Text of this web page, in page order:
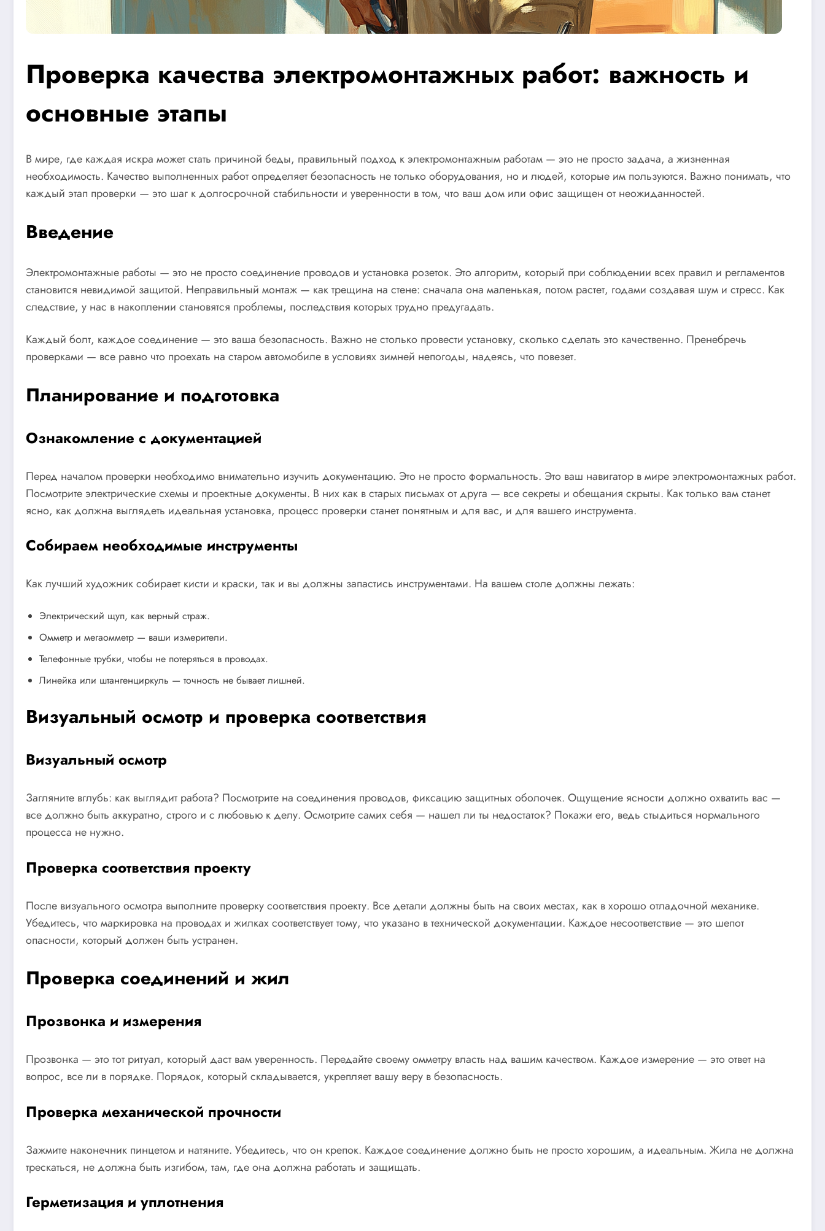
Проверка качества электромонтажных работ: важность и
основные этапы
В мире, где каждая искра может стать причиной беды, правильный подход к электромонтажным работам — это не просто задача, а жизненная
необходимость. Качество выполненных работ определяет безопасность не только оборудования, но и людей, которые им пользуются. Важно понимать, что
каждый этап проверки — это шаг к долгосрочной стабильности и уверенности в том, что ваш дом или офис защищен от неожиданностей.
Введение
Электромонтажные работы — это не просто соединение проводов и установка розеток. Это алгоритм, который при соблюдении всех правил и регламентов
становится невидимой защитой. Неправильный монтаж — как трещина на стене: сначала она маленькая, потом растет, годами создавая шум и стресс. Как
следствие, у нас в накоплении становятся проблемы, последствия которых трудно предугадать.
Каждый болт, каждое соединение — это ваша безопасность. Важно не столько провести установку, сколько сделать это качественно. Пренебречь
проверками — все равно что проехать на старом автомобиле в условиях зимней непогоды, надеясь, что повезет.
Планирование и подготовка
Ознакомление с документацией
Перед началом проверки необходимо внимательно изучить документацию. Это не просто формальность. Это ваш навигатор в мире электромонтажных работ.
Посмотрите электрические схемы и проектные документы. В них как в старых письмах от друга — все секреты и обещания скрыты. Как только вам станет
ясно, как должна выглядеть идеальная установка, процесс проверки станет понятным и для вас, и для вашего инструмента.
Собираем необходимые инструменты
Как лучший художник собирает кисти и краски, так и вы должны запастись инструментами. На вашем столе должны лежать:
Электрический щуп, как верный страж.
Омметр и мегаомметр — ваши измерители.
Телефонные трубки, чтобы не потеряться в проводах.
Линейка или штангенциркуль — точность не бывает лишней.
Визуальный осмотр и проверка соответствия
Визуальный осмотр
Загляните вглубь: как выглядит работа? Посмотрите на соединения проводов, фиксацию защитных оболочек. Ощущение ясности должно охватить вас —
все должно быть аккуратно, строго и с любовью к делу. Осмотрите самих себя — нашел ли ты недостаток? Покажи его, ведь стыдиться нормального
процесса не нужно.
Проверка соответствия проекту
После визуального осмотра выполните проверку соответствия проекту. Все детали должны быть на своих местах, как в хорошо отладочной механике.
Убедитесь, что маркировка на проводах и жилках соответствует тому, что указано в технической документации. Каждое несоответствие — это шепот
опасности, который должен быть устранен.
Проверка соединений и жил
Прозвонка и измерения
Прозвонка — это тот ритуал, который даст вам уверенность. Передайте своему омметру власть над вашим качеством. Каждое измерение — это ответ на
вопрос, все ли в порядке. Порядок, который складывается, укрепляет вашу веру в безопасность.
Проверка механической прочности
Зажмите наконечник пинцетом и натяните. Убедитесь, что он крепок. Каждое соединение должно быть не просто хорошим, а идеальным. Жила не должна
трескаться, не должна быть изгибом, там, где она должна работать и защищать.
Герметизация и уплотнения